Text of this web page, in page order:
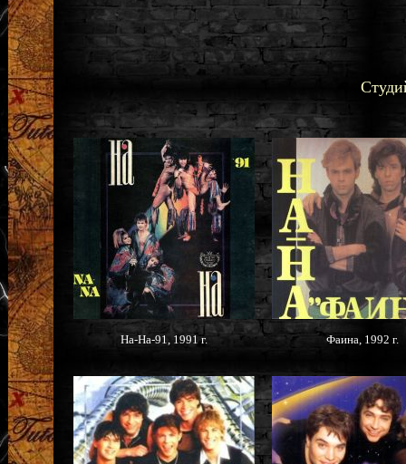
На-На-91, 1991 г. Фаина, 1992 г.